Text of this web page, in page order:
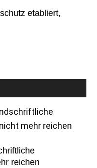
etabliert,
reichen